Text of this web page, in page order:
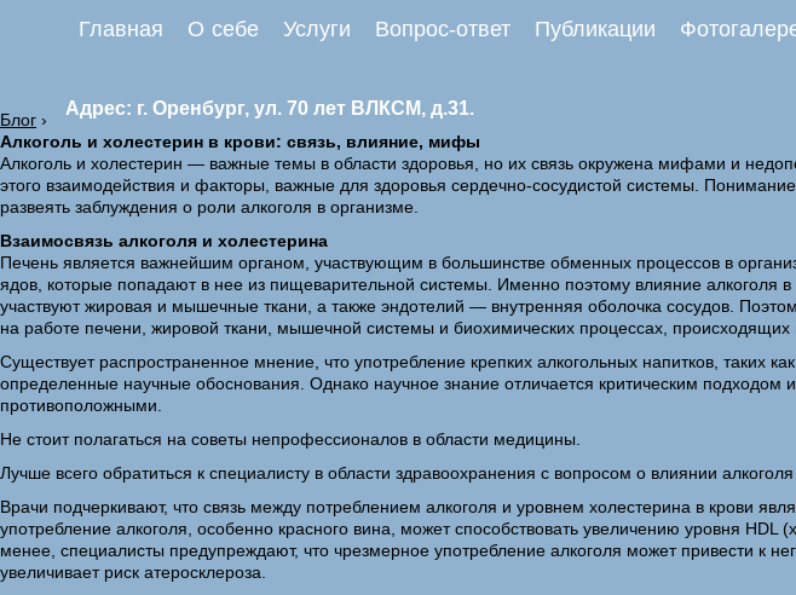
Главная О себе Услуги Вопрос-ответ Публикации
Адрес: г. Оренбург, ул. 70 лет ВЛКСМ, д.31.
Блог ›
Алкоголь и холестерин в крови: связь, влияние, мифы
Алкоголь и холестерин — важные темы в области здоровья, но их связь окружена мифами и
этого взаимодействия и факторы, важные для здоровья сердечно-сосудистой системы.
развеять заблуждения о роли алкоголя в организме.
Взаимосвязь алкоголя и холестерина
Печень является важнейшим органом, участвующим в большинстве обменных процессов в
ядов, которые попадают в нее из пищеварительной системы. Именно поэтому влияние алкоголя
участвуют жировая и мышечные ткани, а также эндотелий — внутренняя оболочка сосудов.
на работе печени, жировой ткани, мышечной системы и биохимических процессах, происходящих
Существует распространенное мнение, что употребление крепких алкогольных напитков, таких
определенные научные обоснования. Однако научное знание отличается критическим подходом
противоположными.
Не стоит полагаться на советы непрофессионалов в области медицины.
Лучше всего обратиться к специалисту в области здравоохранения с вопросом о влиянии
Врачи подчеркивают, что связь между потреблением алкоголя и уровнем холестерина в крови
употребление алкоголя, особенно красного вина, может способствовать увеличению уровня
менее, специалисты предупреждают, что чрезмерное употребление алкоголя может привести к
увеличивает риск атеросклероза.